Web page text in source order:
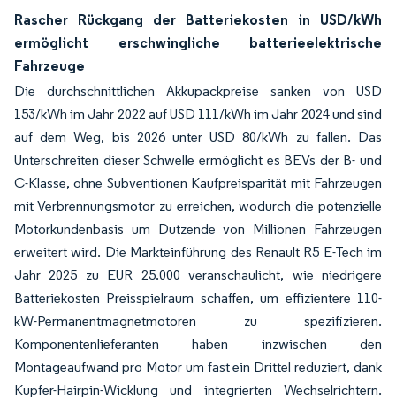
Rascher Rückgang der Batteriekosten in USD/kWh
ermöglicht erschwingliche batterieelektrische
Fahrzeuge
Die durchschnittlichen Akkupackpreise sanken von USD
153/kWh im Jahr 2022 auf USD 111/kWh im Jahr 2024 und sind
auf dem Weg, bis 2026 unter USD 80/kWh zu fallen. Das
Unterschreiten dieser Schwelle ermöglicht es BEVs der B- und
C-Klasse, ohne Subventionen Kaufpreisparität mit Fahrzeugen
mit Verbrennungsmotor zu erreichen, wodurch die potenzielle
Motorkundenbasis um Dutzende von Millionen Fahrzeugen
erweitert wird. Die Markteinführung des Renault R5 E-Tech im
Jahr 2025 zu EUR 25.000 veranschaulicht, wie niedrigere
Batteriekosten Preisspielraum schaffen, um effizientere 110-
kW-Permanentmagnetmotoren zu spezifizieren.
Komponentenlieferanten haben inzwischen den
Montageaufwand pro Motor um fast ein Drittel reduziert, dank
Kupfer-Hairpin-Wicklung und integrierten Wechselrichtern.